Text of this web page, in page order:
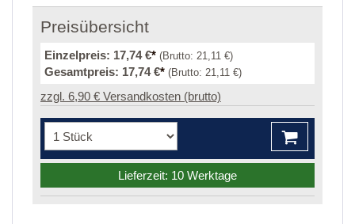
Preisübersicht
Einzelpreis: 17,74 €* (Brutto: 21,11 €)
Gesamtpreis: 17,74 €* (Brutto: 21,11 €)
zzgl. 6,90 € Versandkosten (brutto)
Lieferzeit: 10 Werktage